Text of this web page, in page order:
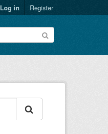
Log in Register